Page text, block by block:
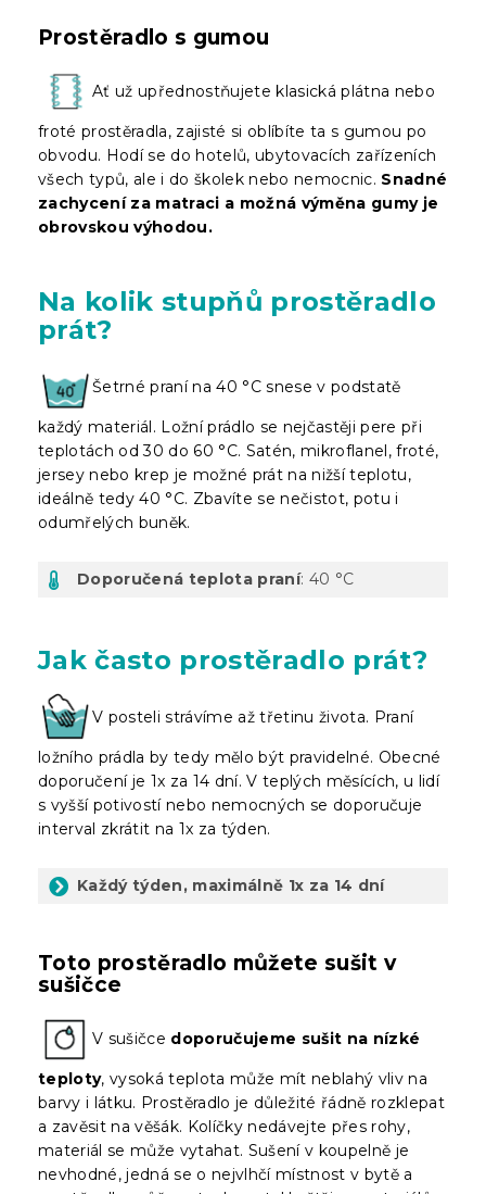
Prostěradlo s gumou
Ať už upřednostňujete klasická plátna nebo
froté prostěradla, zajisté si oblíbíte ta s gumou po
obvodu. Hodí se do hotelů, ubytovacích zařízeních
všech typů, ale i do školek nebo nemocnic. Snadné
zachycení za matraci a možná výměna gumy je
obrovskou výhodou.
Na kolik stupňů prostěradlo
prát?
Šetrné praní na 40 °C snese v podstatě
každý materiál. Ložní prádlo se nejčastěji pere při
teplotách od 30 do 60 °C. Satén, mikroflanel, froté,
jersey nebo krep je možné prát na nižší teplotu,
ideálně tedy 40 °C. Zbavíte se nečistot, potu i
odumřelých buněk.
Doporučená teplota praní: 40 °C
Jak často prostěradlo prát?
V posteli strávíme až třetinu života. Praní
ložního prádla by tedy mělo být pravidelné. Obecné
doporučení je 1x za 14 dní. V teplých měsících, u lidí
s vyšší potivostí nebo nemocných se doporučuje
interval zkrátit na 1x za týden.
Každý týden, maximálně 1x za 14 dní
Toto prostěradlo můžete sušit v
sušičce
V sušičce doporučujeme sušit na nízké
teploty, vysoká teplota může mít neblahý vliv na
barvy i látku. Prostěradlo je důležité řádně rozklepat
a zavěsit na věšák. Kolíčky nedávejte přes rohy,
materiál se může vytahat. Sušení v koupelně je
nevhodné, jedná se o nejvlhčí místnost v bytě a